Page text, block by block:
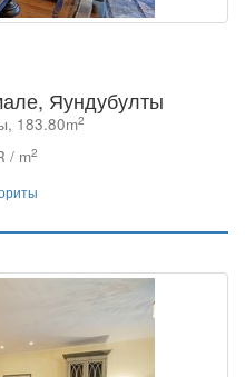
Яундубулты
183.80m2
/ m2